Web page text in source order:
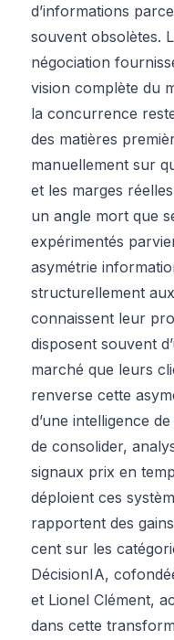
d’informations
souvent obsolètes.
négociation
vision complète du
la concurrence
des matières
manuellement sur
et les marges
un angle mort que
expérimentés
asymétrie
structurellement
connaissent leur
disposent souvent
marché que leurs
renverse cette
d’une intelligence
de consolider,
signaux prix en
déploient ces
rapportent des
cent sur les
DécisionIA,
et Lionel Clément,
dans cette